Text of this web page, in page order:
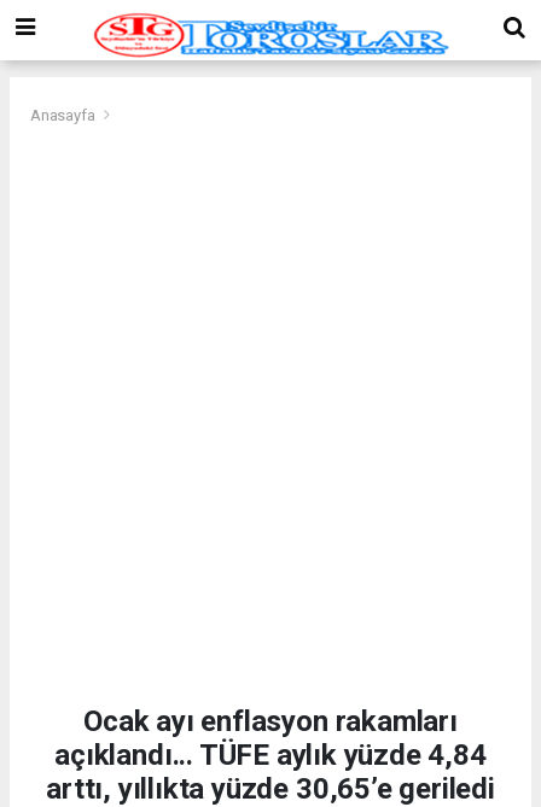
Anasayfa
Ocak ayı enflasyon rakamları
açıklandı... TÜFE aylık yüzde 4,84
arttı, yıllıkta yüzde 30,65’e geriledi